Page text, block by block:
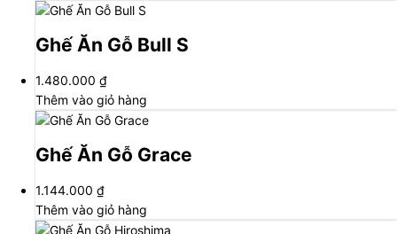
Ghế Ăn Gỗ Bull S
1.480.000 ₫
Thêm vào giỏ hàng
Ghế Ăn Gỗ Grace
1.144.000 ₫
Thêm vào giỏ hàng